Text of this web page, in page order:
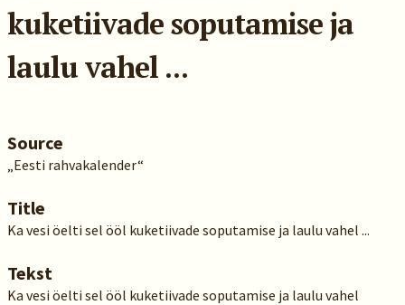
kuketiivade soputamise ja
laulu vahel ...
Source
„Eesti rahvakalender“
Title
Ka vesi öelti sel ööl kuketiivade soputamise ja laulu vahel ...
Tekst
Ka vesi öelti sel ööl kuketiivade soputamise ja laulu vahel